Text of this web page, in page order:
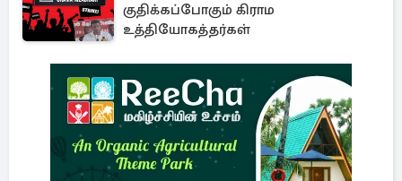
குதிக்கப்போகும் கிராம
உத்தியோகத்தர்கள்